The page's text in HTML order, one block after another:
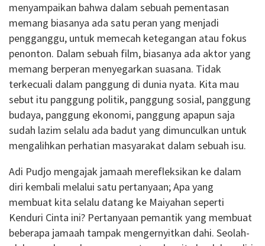
menyampaikan bahwa dalam sebuah pementasan
memang biasanya ada satu peran yang menjadi
pengganggu, untuk memecah ketegangan atau fokus
penonton. Dalam sebuah film, biasanya ada aktor yang
memang berperan menyegarkan suasana. Tidak
terkecuali dalam panggung di dunia nyata. Kita mau
sebut itu panggung politik, panggung sosial, panggung
budaya, panggung ekonomi, panggung apapun saja
sudah lazim selalu ada badut yang dimunculkan untuk
mengalihkan perhatian masyarakat dalam sebuah isu.
Adi Pudjo mengajak jamaah merefleksikan ke dalam
diri kembali melalui satu pertanyaan; Apa yang
membuat kita selalu datang ke Maiyahan seperti
Kenduri Cinta ini? Pertanyaan pemantik yang membuat
beberapa jamaah tampak mengernyitkan dahi. Seolah-